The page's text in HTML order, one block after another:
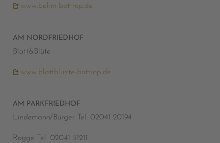
www.behm-bottrop.de
AM NORDFRIEDHOF
Blatt&Blüte
www.blattbluete-bottrop.de
AM PARKFRIEDHOF
Lindemann/Bürger Tel: 02041 20194
Rogge Tel. 02041 51211